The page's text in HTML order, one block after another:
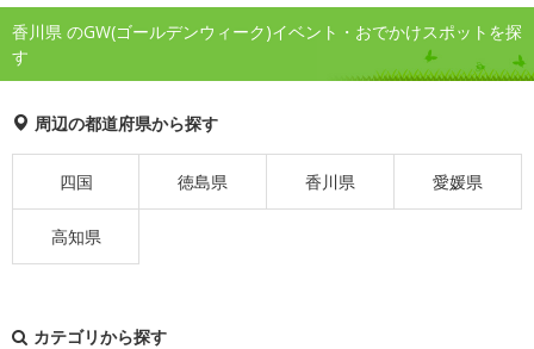
香川県 のGW(ゴールデンウィーク)イベント・おでかけスポットを探
す
周辺の都道府県から探す
四国 徳島県 香川県 愛媛県
高知県
カテゴリから探す